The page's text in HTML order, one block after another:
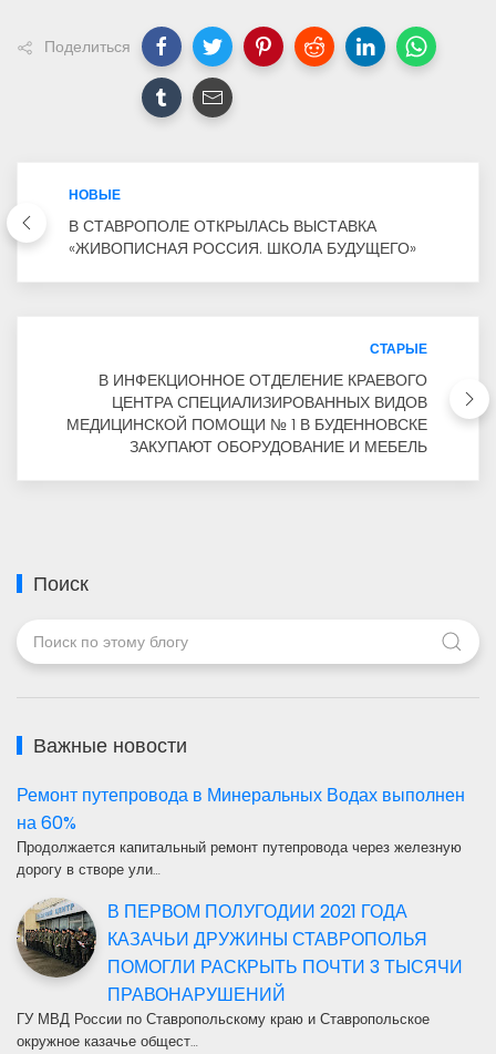
Поделиться
НОВЫЕ
В СТАВРОПОЛЕ ОТКРЫЛАСЬ ВЫСТАВКА
«ЖИВОПИСНАЯ РОССИЯ. ШКОЛА БУДУЩЕГО»
СТАРЫЕ
В ИНФЕКЦИОННОЕ ОТДЕЛЕНИЕ КРАЕВОГО
ЦЕНТРА СПЕЦИАЛИЗИРОВАННЫХ ВИДОВ
МЕДИЦИНСКОЙ ПОМОЩИ № 1 В БУДЕННОВСКЕ
ЗАКУПАЮТ ОБОРУДОВАНИЕ И МЕБЕЛЬ
Поиск
Важные новости
Ремонт путепровода в Минеральных Водах выполнен
на 60%
Продолжается капитальный ремонт путепровода через железную
дорогу в створе ули…
В ПЕРВОМ ПОЛУГОДИИ 2021 ГОДА
КАЗАЧЬИ ДРУЖИНЫ СТАВРОПОЛЬЯ
ПОМОГЛИ РАСКРЫТЬ ПОЧТИ 3 ТЫСЯЧИ
ПРАВОНАРУШЕНИЙ
ГУ МВД России по Ставропольскому краю и Ставропольское
окружное казачье общест…